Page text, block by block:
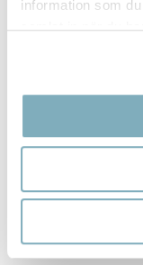
information som
samlat in när du